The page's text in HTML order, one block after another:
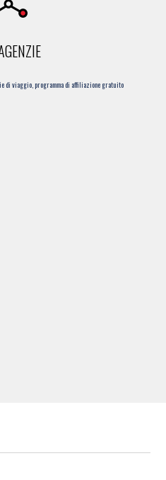
di viaggio, programma di affiliazione gratuito